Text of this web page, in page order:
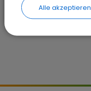
Alle akzeptieren